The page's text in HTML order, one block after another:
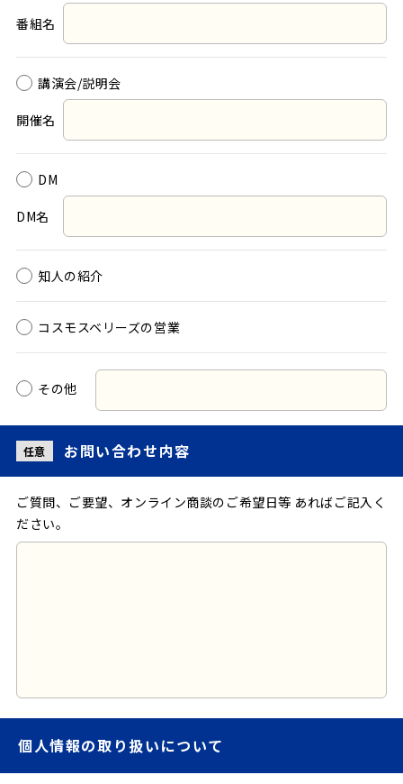
番組名
講演会/説明会
開催名
DM
DM名
知人の紹介
コスモスベリーズの営業
その他
任意 お問い合わせ内容
ご質問、ご要望、オンライン商談のご希望日等 あればご記入く
ださい。
個人情報の取り扱いについて